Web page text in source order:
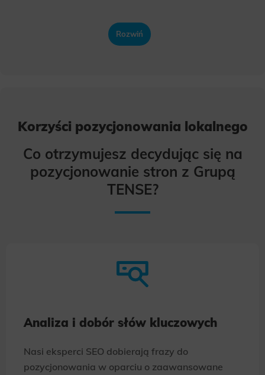
Rozwiń
Korzyści pozycjonowania lokalnego
Co otrzymujesz decydując się na
pozycjonowanie stron z Grupą
TENSE?
Analiza i dobór słów kluczowych
Nasi eksperci SEO dobierają frazy do
pozycjonowania w oparciu o zaawansowane